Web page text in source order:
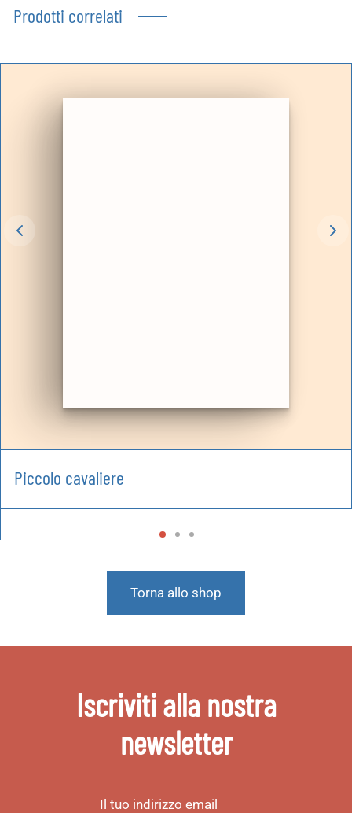
Prodotti correlati
Piccolo cavaliere
Torna allo shop
Iscriviti alla nostra
newsletter